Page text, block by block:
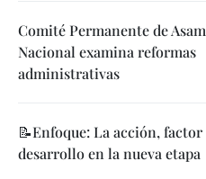
Comité Permanente de
Nacional examina reformas
administrativas
📝Enfoque: La acción,
desarrollo en la nueva etapa